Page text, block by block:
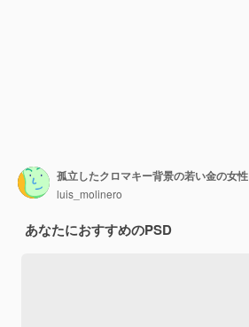
孤立したクロマキー背景の若い金の女性
luis_molinero
あなたにおすすめのPSD